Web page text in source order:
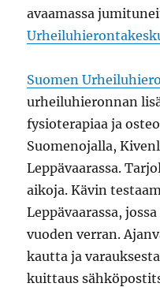
avaamassa
Suomen
urheiluhieronnan
fysioterapiaa ja
Suomenojalla,
Leppävaarassa.
aikoja. Kävin
Leppävaarassa,
vuoden verran.
kautta ja
kuittaus